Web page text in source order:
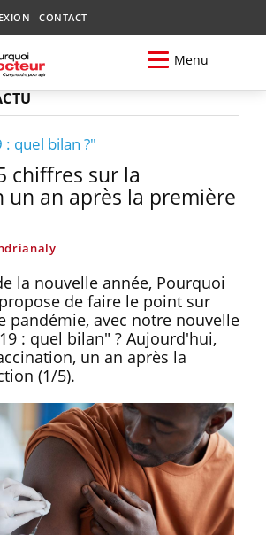
CONTACT
Menu
quel bilan ?"
chiffres sur la
un an après la première
la nouvelle année, Pourquoi
de faire le point sur
pandémie, avec notre nouvelle
: quel bilan" ? Aujourd'hui,
un an après la
(1/5).